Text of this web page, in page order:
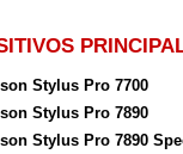
Stylus Pro 7700
Stylus Pro 7890
Stylus Pro 7890